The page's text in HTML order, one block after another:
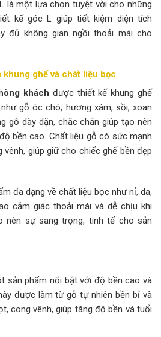
là một lựa chọn tuyệt vời cho những
kế góc L giúp tiết kiệm diện tích
đủ không gian ngồi thoải mái cho
ghế và chất liệu bọc
khách được thiết kế khung ghế
gỗ óc chó, hương xám, sồi, xoan
gỗ dày dặn, chắc chắn giúp tạo nên
bền cao. Chất liệu gỗ có sức mạnh
giúp giữ cho chiếc ghế bền đẹp
đa dạng về chất liệu bọc như nỉ, da,
cảm giác thoải mái và dễ chịu khi
nên sự sang trọng, tinh tế cho sản
sản phẩm nổi bật với độ bền cao và
được làm từ gỗ tự nhiên bền bỉ và
cong vênh, giúp tăng độ bền và tuổi